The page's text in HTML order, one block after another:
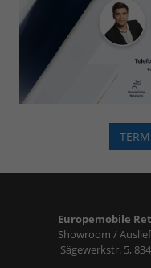
Europemobile
Showroom /
Sägewerkstr. 5,